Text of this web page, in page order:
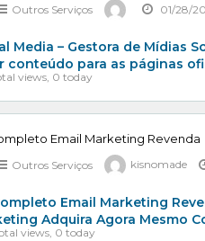
Outros Serviços 01/28/
Media – Gestora de Mídias
conteúdo para as páginas
views, 0 today
Email Marketing Revenda
Outros Serviços kisnomade
Email Marketing
Adquira Agora Mesmo
views, 0 today